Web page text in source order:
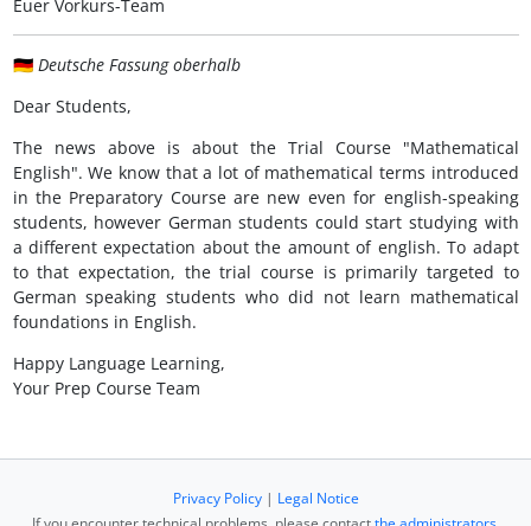
Euer Vorkurs-Team
🇩🇪 Deutsche Fassung oberhalb
Dear Students,
The news above is about the Trial Course "Mathematical
English". We know that a lot of mathematical terms introduced
in the Preparatory Course are new even for english-speaking
students, however German students could start studying with
a different expectation about the amount of english. To adapt
to that expectation, the trial course is primarily targeted to
German speaking students who did not learn mathematical
foundations in English.
Happy Language Learning,
Your Prep Course Team
Privacy Policy| Legal Notice